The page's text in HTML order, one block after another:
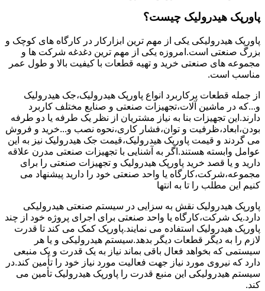
پاورپک هیدرولیک چیست؟
پاورپک هیدرولیکی یکی از مهم ترین ابزارکار در کارگاه های کوچک و
بزرگ صنعتی است.امروزه یکی از مهم ترین دغدغه شرکت ها و
مجموعه های صنعتی خرید و تهیه قطعات با کیفیت بالا و طول عمر
مناسب است.
از جمله قطعات پرکاربرد انواع پاورپک هیدرولیک،جک هیدرولیک
و...که در ماشین آلات،تجهیزات صنعتی و صنایع مختلف کاربرد
دارند.این تجهیزات بنا به نیاز مشتریان از نظر یک طرفه یا دو طرفه
بودن،ابعاد،ظرفیت و توان،فشار کاری،نحوه نصب و...خرید و فروش
می گردند و قیمت پاورپک هیدرولیک،قیمت جک هیدرولیک نیز به این
عوامل وابسته هستند.اگر به آشنایی با تجهیزات صنعتی مدرن علاقه
دارید و یا قصد خرید پاورپک هیدرولیک و تجهیزات صنعتی را برای
مجموعه،شرکت،کارگاه یا واحد صنعتی خود را دارید پیشنهاد می
کنیم این مطلب را تا به انتها
پاورپک هیدرولیک نقش به سزایی در سیستم صنعتی هیدرولیکی
دارد.یک شرکت،کارگاه یا واحد صنعتی برای اجرای پروژه خود از چند
پاورپک هیدرولیک استفاده می نمایند.پاورپک کمک می کند تا قدرت
لازم را به دیگر قطعات دیگر بدهد.سیستم هیدرولیکی و یا هر
سیستمی که بخواهد فعال باقی بماند نیاز به یک قدرت و یک منبعی
دارد که نیروی مورد نیاز جهت فعالیت مورد نیاز خود را تأمین کند.در
سیستم هیدرولیکی این منبع قدرت را پاورپک هیدرولیک تأمین می
کند.